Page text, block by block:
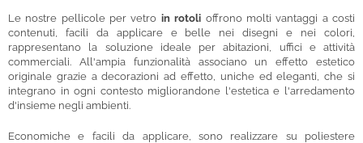
Le nostre pellicole per vetro in rotoli offrono molti vantaggi a costi
contenuti, facili da applicare e belle nei disegni e nei colori,
rappresentano la soluzione ideale per abitazioni, uffici e attività
commerciali. All'ampia funzionalità associano un effetto estetico
originale grazie a decorazioni ad effetto, uniche ed eleganti, che si
integrano in ogni contesto migliorandone l'estetica e l'arredamento
d'insieme negli ambienti.
Economiche e facili da applicare, sono realizzare su poliestere